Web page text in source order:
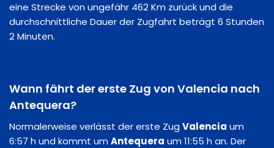
eine Strecke von ungefähr 462 Km zurück und die
durchschnittliche Dauer der Zugfahrt beträgt 6 Stunden
2 Minuten.
Wann fährt der erste Zug von Valencia nach
Antequera?
Normalerweise verlässt der erste ZugValencia um
6:57 h und kommt umAntequera um 11:55 h an. Der